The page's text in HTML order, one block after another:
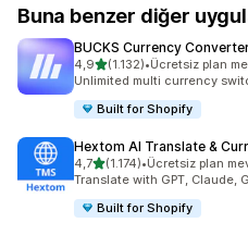
Buna benzer diğer
BUCKS Currency
4,95 yıldız üzerinden
(1.132)
toplam 1132 değerlendirme
•Ücretsiz plan
Unlimited multi currency
Built for Shopify
Hextom AI Translate &
4,75 yıldız üzerinden
(1.174)
toplam 1174 değerlendirme
•Ücretsiz plan
Translate with GPT, Claude,
Built for Shopify